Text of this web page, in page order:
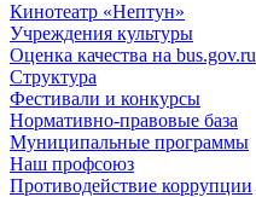
Кинотеатр «Нептун»
Учреждения культуры
Оценка качества на bus.gov.ru
Структура
Фестивали и конкурсы
Нормативно-правовые база
Муниципальные программы
Наш профсоюз
Противодействие коррупции